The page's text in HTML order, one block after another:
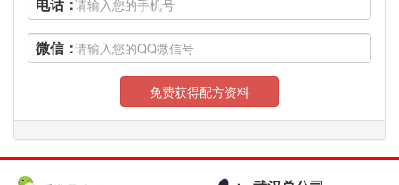
电话：
微信：
免费获得配方资料